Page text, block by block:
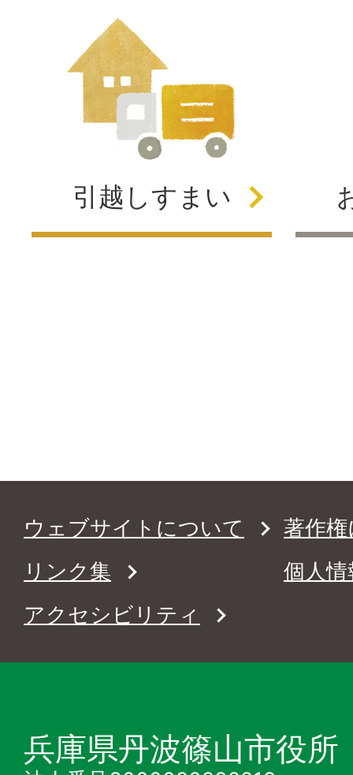
引越しすまい
ウェブサイトについて
著作
リンク集
個人
アクセシビリティ
兵庫県丹波篠山市役所